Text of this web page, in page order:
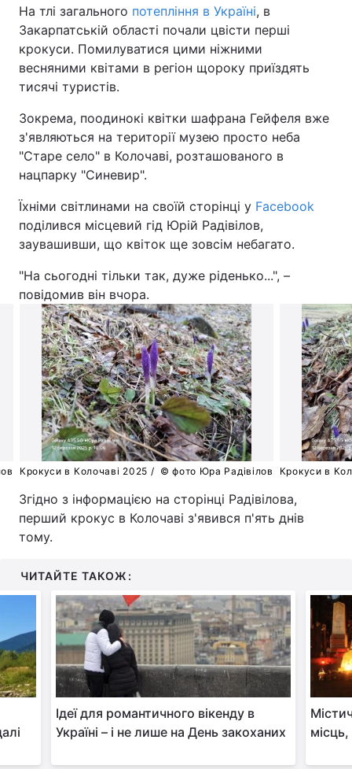
На тлі загального потепління в Україні, в
Закарпатській області почали цвісти перші
крокуси. Помилуватися цими ніжними
весняними квітами в регіон щороку приїздять
тисячі туристів.
Зокрема, поодинокі квітки шафрана Гейфеля вже
з'являються на території музею просто неба
"Старе село" в Колочаві, розташованого в
нацпарку "Синевир".
Їхніми світлинами на своїй сторінці у Facebook
поділився місцевий гід Юрій Радівілов,
заувашивши, що квіток ще зовсім небагато.
"На сьогодні тільки так, дуже ріденько...", –
повідомив він вчора.
Крокуси в Колочаві 2025 / © фото Юра Радівілов Крокуси в
Згідно з інформацією на сторінці Радівілова,
перший крокус в Колочаві з'явився п'ять днів
тому.
ЧИТАЙТЕ ТАКОЖ:
Ідеї для романтичного вікенду в
Україні – і не лише на День закоханих